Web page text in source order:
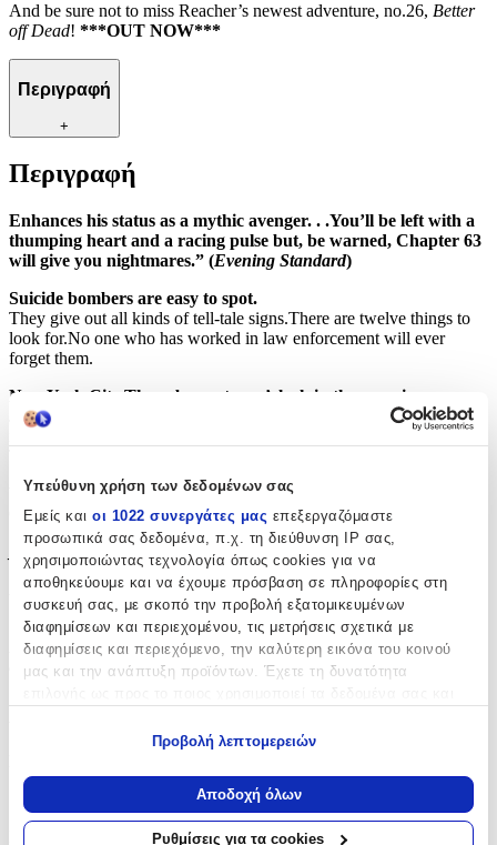
Υπεύθυνη χρήση των δεδομένων σας
Εμείς και οι 1022 συνεργάτες μας επεξεργαζόμαστε
προσωπικά σας δεδομένα, π.χ. τη διεύθυνση IP σας,
χρησιμοποιώντας τεχνολογία όπως cookies για να
αποθηκεύουμε και να έχουμε πρόσβαση σε πληροφορίες στη
συσκευή σας, με σκοπό την προβολή εξατομικευμένων
διαφημίσεων και περιεχομένου, τις μετρήσεις σχετικά με
διαφημίσεις και περιεχόμενο, την καλύτερη εικόνα του κοινού
μας και την ανάπτυξη προϊόντων. Έχετε τη δυνατότητα
Να συλλέξουμε πληροφορίες σχετικά με τη γεωγραφική
σας τοποθεσία, οι οποίες μπορεί να είναι ακριβείς σε
απόσταση μερικών μέτρων
Προβολή λεπτομερειών
Αποδοχή όλων
Ρυθμίσεις για τα cookies
And be sure not to miss Reacher’s newest adventure, no.26, Better
off Dead! ***OUT NOW***
Περιγραφή
+
Περιγραφή
Enhances his status as a mythic avenger. . .You’ll be left with a
thumping heart and a racing pulse but, be warned, Chapter 63
will give you nightmares.” (Evening Standard)
Suicide bombers are easy to spot.
They give out all kinds of tell-tale signs.There are twelve things to
look for.No one who has worked in law enforcement will ever
forget them.
New York City.The subway, two o’clock in the morning.
Jack Reacher studies his fellow passengers.Four are OK.The fifth
Will Reacher intervene, and save lives?
Or is he wrong?Will his intervention cost lives – including his own?
_________
Although the Jack Reacher novels can be read in any order,Gone
Tomorrow is 13th in the series.
And be sure not to miss Reacher’s newest adventure, no.26,Better
off Dead! ***OUT NOW***
Χαρακτηριστικά